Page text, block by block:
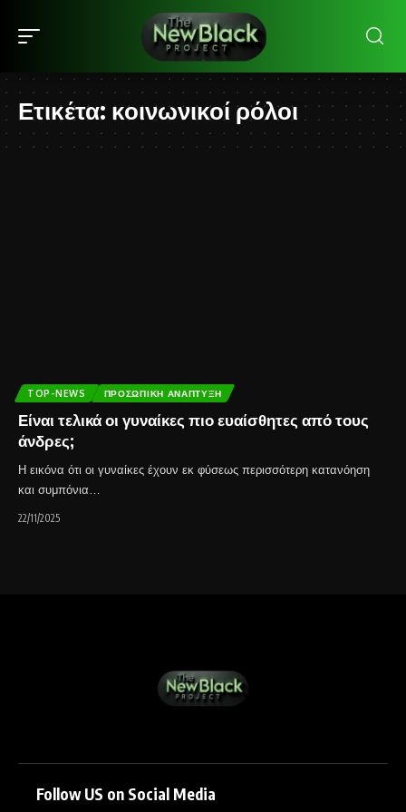
Ετικέτα: κοινωνικοί ρόλοι
TOP-NEWS ΠΡΟΣΩΠΙΚΉ ΑΝΆΠΤΥΞΗ
Είναι τελικά οι γυναίκες πιο ευαίσθητες από τους
άνδρες;
Η εικόνα ότι οι γυναίκες έχουν εκ φύσεως περισσότερη κατανόηση
και συμπόνια…
22/11/2025
Follow US on Social Media